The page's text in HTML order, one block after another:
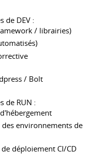
de DEV :
/ librairies)
/ Bolt
de RUN :
environnements de
déploiement CI/CD